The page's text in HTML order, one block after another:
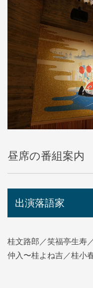
昼席の番組案内
出演落語家
桂文路郎／笑福亭生寿
仲入〜桂よね吉／桂小